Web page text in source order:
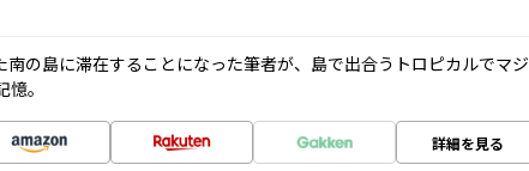
南の島に滞在することになった筆者が、島で出合うトロピカルでマジ
。
詳細を見る